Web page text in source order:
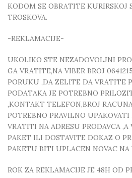
KODOM SE OBRATITE
TROSKOVA.
-REKLAMACIJE-
UKOLIKO STE NEZADOVOLJNI
GA VRATITE,NA VIBER BROJ
PORUKU ,DA ZELITE DA VRATITE
PODATAKA JE POTREBNO
,KONTAKT TELEFON,BROJ
POTREBNO PRAVILNO
VRATITI NA ADRESU PRODAVCA ,A
PAKET ILI DOSTAVITE DOKAZ O
PAKETU BITI UPLACEN NOVAC NA
ROK ZA REKLAMACIJE JE 48H OD